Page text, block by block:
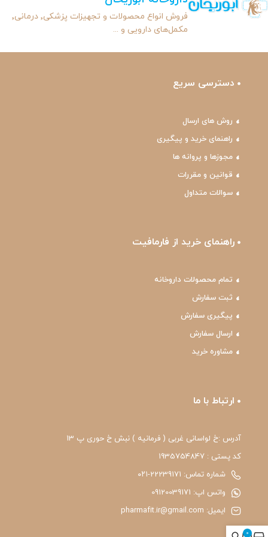
فروش انواع محصولات و تجهیزات پزشکی٬ درمانی٬
مکمل‌های دارویی و ...
دسترسی سریع
روش های ارسال
راهنمای خرید و پیگیری
مجوزها و پروانه ها
قوانین و مقررات
سوالات متداول
راهنمای خرید از فارمافیت
تمام محصولات داروخانه
ثبت سفارش
پیگیری سفارش
ارسال سفارش
مشاوره خرید
ارتباط با ما
آدرس :خ لواسانی غربی ( فرمانیه ) نبش خ حوری پ 13
کد پستی : 1935754847
شماره تماس: 22239171-۰۲۱
واتس اپ: 09120039171
ایمیل: pharmafit.ir@gmail.com
0